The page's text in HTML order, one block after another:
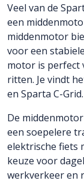
Veel van de
een
middenmotor
voor een
motor is perfect
ritten. Je vindt
en Sparta C-Grid.
De
een soepelere
elektrische fiets
keuze voor
werkverkeer en